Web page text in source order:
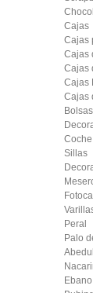
Cajas
Cajas
Cajas
Cajas
Cajas
Cajas
Sillas
Fotocall
Peral
Palo
Abedul